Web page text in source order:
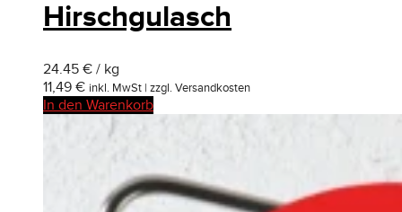
Hirschgulasch
24.45 € / kg
11,49 € inkl. MwSt | zzgl. Versandkosten
In den Warenkorb